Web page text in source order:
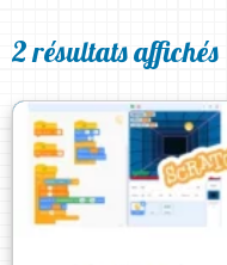
2 résultats affichés